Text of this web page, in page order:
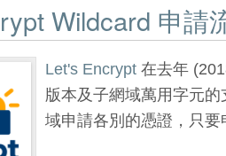
Wildcard 申請
Let's Encrypt在去年
版本及子網域萬用字元
域申請各別的憑證，只要